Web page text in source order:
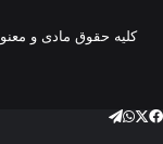
کلیه حقوق مادی و